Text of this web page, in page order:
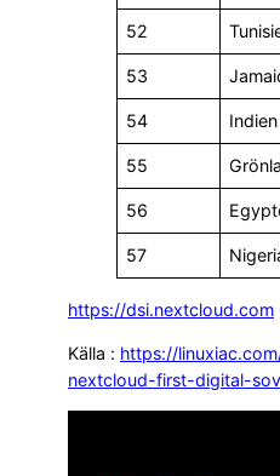
52
53
54 Indien
55
56
57
https://dsi.nextcloud.com
Källa : https://
nextcloud-first-digital-